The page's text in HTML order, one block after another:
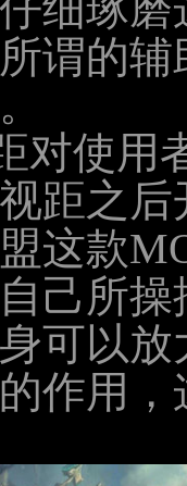
谓的
对使用
距之
这款
己所
可以
作用